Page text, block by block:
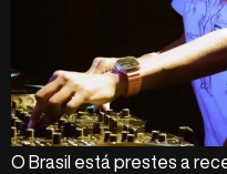
O Brasil está prestes a